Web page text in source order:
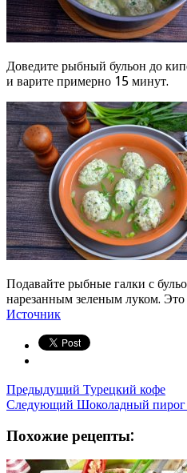
Доведите рыбный бульон до
и варите примерно 15 минут.
Подавайте рыбные галки с
нарезанным зеленым луком. Это
Источник
Предыдущий Турецкий кофе
Следующий Шоколадный
Похожие рецепты: